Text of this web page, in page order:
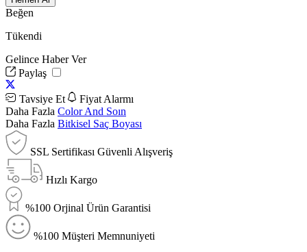
Beğen
Tükendi
Gelince Haber Ver
Paylaş
Tavsiye Et
Fiyat Alarmı
Daha Fazla Color And Soın
Daha Fazla Bitkisel Saç Boyası
SSL Sertifikası Güvenli Alışveriş
Hızlı Kargo
%100 Orjinal Ürün Garantisi
%100 Müşteri Memnuniyeti